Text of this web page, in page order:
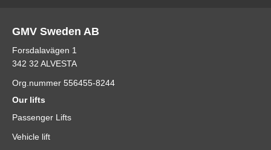
GMV Sweden AB
Forsdalavägen 1
342 32 ALVESTA
Org.nummer 556455-8244
Our lifts
Passenger Lifts
Vehicle lift